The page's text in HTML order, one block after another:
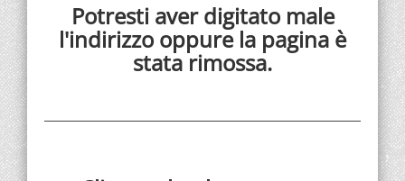
Potresti aver digitato male
l'indirizzo oppure la pagina è
stata rimossa.